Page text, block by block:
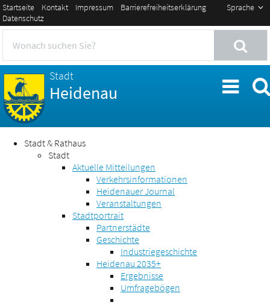
Sprache
Startseite Kontakt Impressum
Barrierefreiheitserklärung
Datenschutz
Stadt
Heidenau
Stadt & Rathaus
Stadt
Aktuelle Mitteilungen
Verkehrsinformationen
Heidenauer Journal
Veranstaltungen
Stadtportrait
Partnerstädte
Geschichte
Industriegeschichte
Heidenau 2035+
Ergebnisse
Umfragebögen